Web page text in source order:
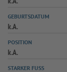
GEBURTSDATUM
k.A.
POSITION
k.A.
STARKER FUSS